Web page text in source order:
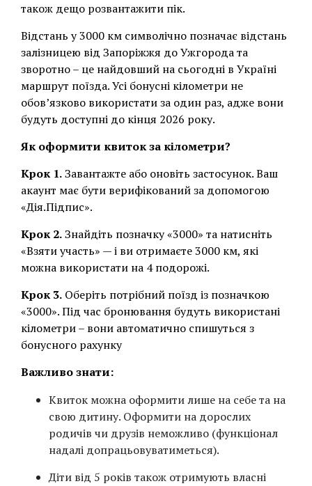
також дещо розвантажити пік.
Відстань у 3000 км символічно позначає відстань
залізницею від Запоріжжя до Ужгорода та
зворотно – це найдовший на сьогодні в Україні
маршрут поїзда. Усі бонусні кілометри не
обов’язково використати за один раз, адже вони
будуть доступні до кінця 2026 року.
Як оформити квиток за кілометри?
Крок 1.Завантажте або оновіть застосунок. Ваш
акаунт має бути верифікований за допомогою
«Дія.Підпис».
Крок 2.Знайдіть позначку «3000» та натисніть
«Взяти участь» — і ви отримаєте 3000 км, які
можна використати на 4 подорожі.
Крок 3. Оберіть потрібний поїзд із позначкою
«3000». Під час бронювання будуть використані
кілометри – вони автоматично спишуться з
бонусного рахунку
Важливо знати:
Квиток можна оформити лише на себе та на
свою дитину. Оформити на дорослих
родичів чи друзів неможливо (функціонал
надалі допрацьовуватиметься).
Діти від 5 років також отримують власні